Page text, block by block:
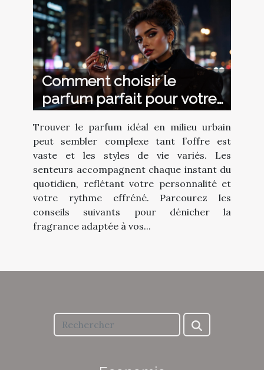
Comment choisir le
parfum parfait pour votre
style de vie urbain ?
Trouver le parfum idéal en milieu urbain
peut sembler complexe tant l’offre est
vaste et les styles de vie variés. Les
senteurs accompagnent chaque instant du
quotidien, reflétant votre personnalité et
votre rythme effréné. Parcourez les
conseils suivants pour dénicher la
fragrance adaptée à vos...